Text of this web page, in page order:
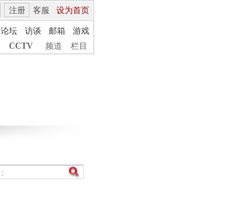
客服 设为首页
注册
论坛 访谈 邮箱
游戏
CCTV 频道 栏目